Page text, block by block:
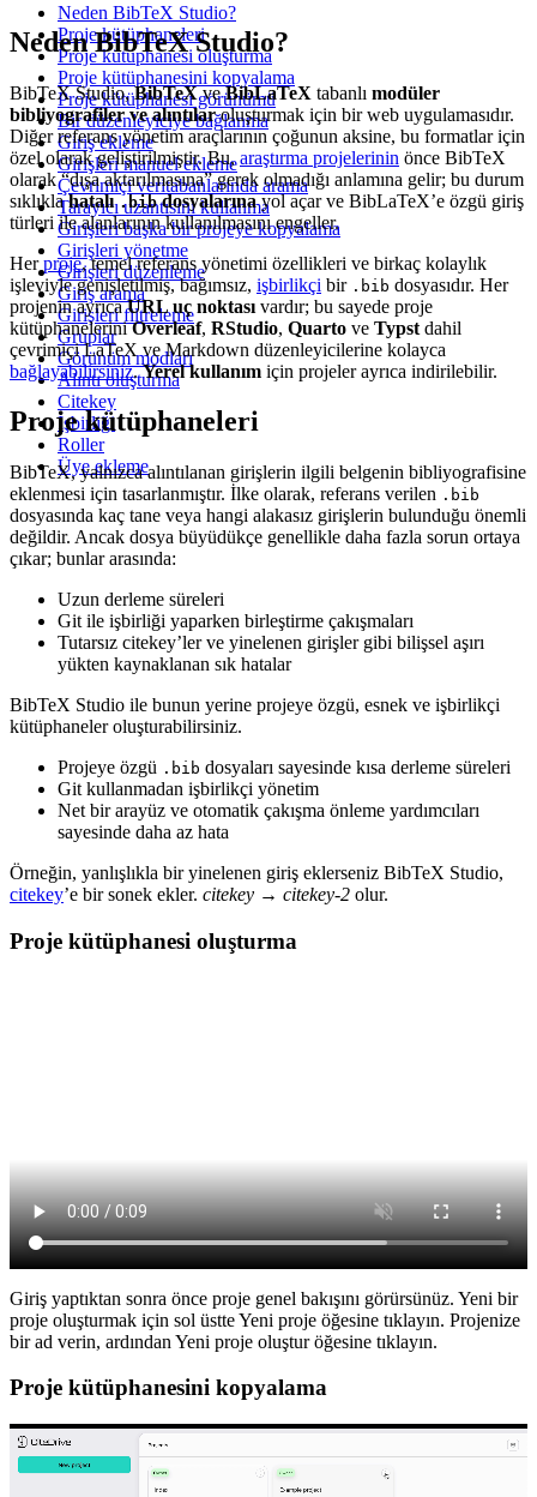
Neden BibTeX Studio?
Proje kütüphaneleri
Proje kütüphanesi oluşturma
Proje kütüphanesini kopyalama
Proje kütüphanesi görünümü
Bir düzenleyiciye bağlanma
Giriş ekleme
Girişleri manuel ekleme
Çevrimiçi veritabanlarında arama
Tarayıcı uzantısını kullanma
Girişleri başka bir projeye kopyalama
Girişleri yönetme
Girişleri düzenleme
Giriş arama
Girişleri filtreleme
Gruplar
Görünüm modları
Alıntı oluşturma
Citekey
İşbirliği
Roller
Üye ekleme
Neden BibTeX Studio?
BibTeX Studio,BibTeXveBibLaTeX tabanlı modüler
bibliyografiler ve alıntılaroluşturmak için bir web uygulamasıdır.
Diğer referans yönetim araçlarının çoğunun aksine, bu formatlar için
özel olarak geliştirilmiştir. Bu,araştırma projelerinin önce BibTeX
olarak “dışa aktarılmasına” gerek olmadığı anlamına gelir; bu durum
sıklıklahatalı.bibdosyalarınayol açar ve BibLaTeX’e özgü giriş
türleri ile alanlarının kullanılmasını engeller.
Herproje, temel referans yönetimi özellikleri ve birkaç kolaylık
işleviyle genişletilmiş, bağımsız, işbirlikçi bir .bib dosyasıdır. Her
projenin ayrıcaURL uç noktası vardır; bu sayede proje
kütüphaneleriniOverleaf, RStudio, Quarto ve Typst dahil
çevrimiçi LaTeX ve Markdown düzenleyicilerine kolayca
bağlayabilirsiniz.Yerel kullanım için projeler ayrıca indirilebilir.
Proje kütüphaneleri
BibTeX, yalnızca alıntılanan girişlerin ilgili belgenin bibliyografisine
eklenmesi için tasarlanmıştır. İlke olarak, referans verilen .bib
dosyasında kaç tane veya hangi alakasız girişlerin bulunduğu önemli
değildir. Ancak dosya büyüdükçe genellikle daha fazla sorun ortaya
çıkar; bunlar arasında:
Uzun derleme süreleri
Git ile işbirliği yaparken birleştirme çakışmaları
Tutarsız citekey’ler ve yinelenen girişler gibi bilişsel aşırı
yükten kaynaklanan sık hatalar
BibTeX Studio ile bunun yerine projeye özgü, esnek ve işbirlikçi
kütüphaneler oluşturabilirsiniz.
Projeye özgü .bib dosyaları sayesinde kısa derleme süreleri
Git kullanmadan işbirlikçi yönetim
Net bir arayüz ve otomatik çakışma önleme yardımcıları
sayesinde daha az hata
Örneğin, yanlışlıkla bir yinelenen giriş eklerseniz BibTeX Studio,
citekey’e bir sonek ekler. citekey → citekey-2 olur.
Proje kütüphanesi oluşturma
Giriş yaptıktan sonra önce proje genel bakışını görürsünüz. Yeni bir
proje oluşturmak için sol üstteYeni proje öğesine tıklayın. Projenize
bir ad verin, ardından Yeni proje oluşturöğesine tıklayın.
Proje kütüphanesini kopyalama